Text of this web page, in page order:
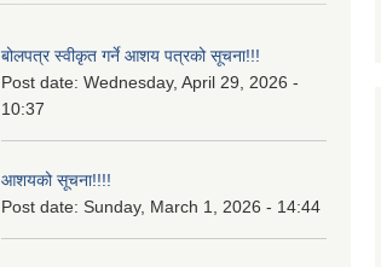
बोलपत्र स्वीकृत गर्ने आशय पत्रको सूचना!!!
Post date: Wednesday, April 29, 2026 -
10:37
आशयको सूचना!!!!
Post date: Sunday, March 1, 2026 - 14:44